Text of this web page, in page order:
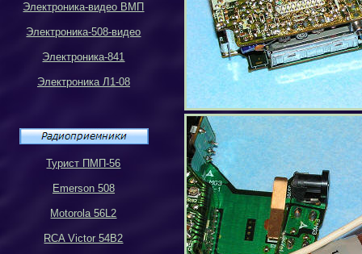
Электроника-видео ВМП
Электроника-508-видео
Электроника-841
Электроника Л1-08
Турист ПМП-56
Emerson 508
Motorola 56L2
RCA Victor 54B2